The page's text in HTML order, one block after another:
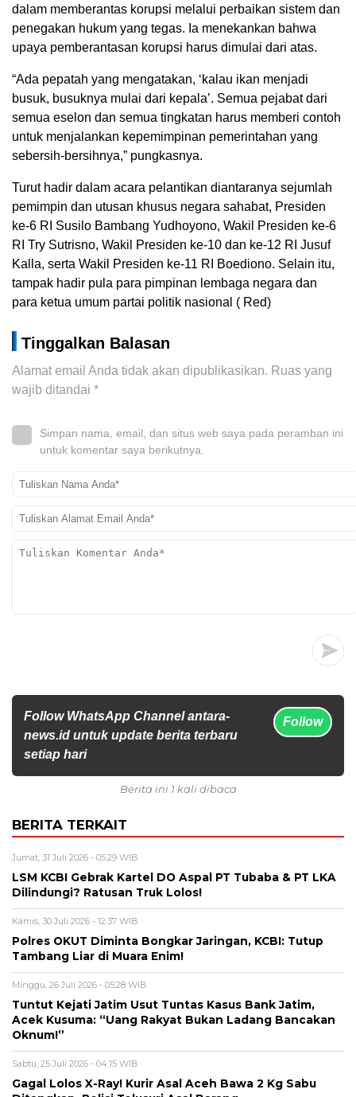
dalam memberantas korupsi melalui perbaikan sistem dan
penegakan hukum yang tegas. Ia menekankan bahwa
upaya pemberantasan korupsi harus dimulai dari atas.
“Ada pepatah yang mengatakan, ‘kalau ikan menjadi
busuk, busuknya mulai dari kepala’. Semua pejabat dari
semua eselon dan semua tingkatan harus memberi contoh
untuk menjalankan kepemimpinan pemerintahan yang
sebersih-bersihnya,” pungkasnya.
Turut hadir dalam acara pelantikan diantaranya sejumlah
pemimpin dan utusan khusus negara sahabat, Presiden
ke-6 RI Susilo Bambang Yudhoyono, Wakil Presiden ke-6
RI Try Sutrisno, Wakil Presiden ke-10 dan ke-12 RI Jusuf
Kalla, serta Wakil Presiden ke-11 RI Boediono. Selain itu,
tampak hadir pula para pimpinan lembaga negara dan
para ketua umum partai politik nasional ( Red)
Tinggalkan Balasan
Alamat email Anda tidak akan dipublikasikan. Ruas yang
wajib ditandai *
Simpan nama, email, dan situs web saya pada peramban ini
untuk komentar saya berikutnya.
Follow WhatsApp Channel antara-
news.id untuk update berita terbaru
setiap hari
Follow
Berita ini 1 kali dibaca
BERITA TERKAIT
Jumat, 31 Juli 2026 - 05:29 WIB
LSM KCBI Gebrak Kartel DO Aspal PT Tubaba & PT LKA
Dilindungi? Ratusan Truk Lolos!
Kamis, 30 Juli 2026 - 12:37 WIB
Polres OKUT Diminta Bongkar Jaringan, KCBI: Tutup
Tambang Liar di Muara Enim!
Minggu, 26 Juli 2026 - 05:28 WIB
Tuntut Kejati Jatim Usut Tuntas Kasus Bank Jatim,
Acek Kusuma: “Uang Rakyat Bukan Ladang Bancakan
Oknum!”
Sabtu, 25 Juli 2026 - 04:15 WIB
Gagal Lolos X-Ray! Kurir Asal Aceh Bawa 2 Kg Sabu